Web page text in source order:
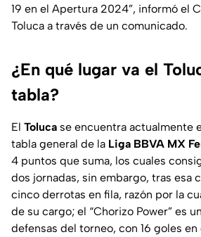
19 en el Apertura 2024”, informó el
Toluca a través de un comunicado.
¿En qué lugar va el
tabla?
El Toluca se encuentra actualmente
tabla general de la Liga BBVA MX
4 puntos que suma, los cuales
dos jornadas, sin embargo, tras esa
cinco derrotas en fila, razón por la
de su cargo; el “Chorizo Power” es
defensas del torneo, con 16 goles